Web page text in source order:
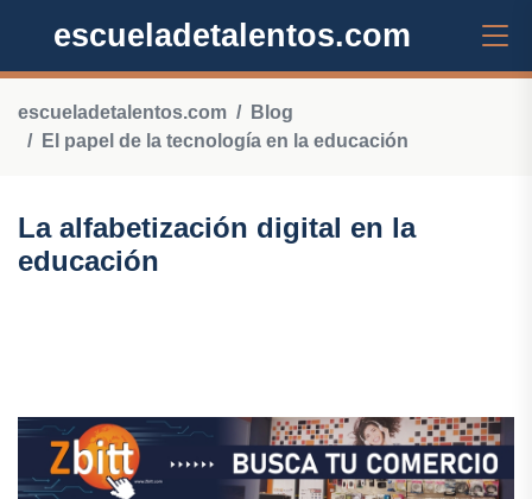
escueladetalentos.com
escueladetalentos.com
Blog
El papel de la tecnología en la educación
La alfabetización digital en la
educación